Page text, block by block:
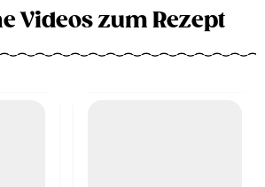
Videos zum Rezept